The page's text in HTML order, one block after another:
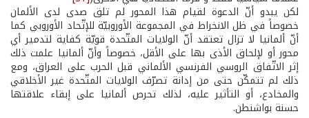
لكن يبدو أنّ الدعوة لقيام هذا المحور لم تلق صدى لدى الألمان
خصوصاً في ظل الانخراط في المجموعة الأوروبيّة للإتّحاد الأوروبي كما
أنّ ألمانيا لا تزال تعتقد أنّ الولايات المتّحدة قويّة كفاية لتدمير أي
محور أو لإلحاق الأذى بها على الأقل، خصوصاً وأنّ ألمانيا علمت ذلك
إثر الاتّفاق الروسي الفرنسي الألماني قبل الحرب على العراق، ومع
ذلك لم تتمكّن حتى من إدانة تصرّف الولايات المتّحدة غير الأخلاقي
والمخادع، أو التأثير عليه، لذلك تحرص ألمانيا على إبقاء علاقتها
حسنة بواشنطن.